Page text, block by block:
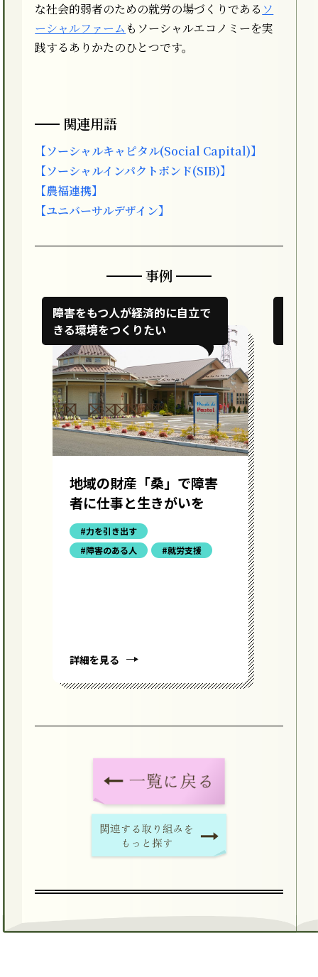
な社会的弱者のための就労の場づくりである ソ
ーシャルファーム もソーシャルエコノミーを実
践するありかたのひとつです。
関連用語
【ソーシャルキャピタル(Social Capital)】
【ソーシャルインパクトボンド(SIB)】
【農福連携】
【ユニバーサルデザイン】
事例
障害をもつ人が経済的に自立で
きる環境をつくりたい
地域の財産「桑」で障害
者に仕事と生きがいを
#力を引き出す
#障害のある人
#就労支援
詳細を見る